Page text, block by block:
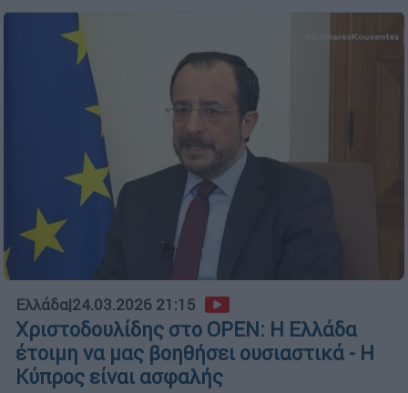
Ελλάδα|24.03.2026 21:15
Χριστοδουλίδης στο OPEN: Η Ελλάδα
έτοιμη να μας βοηθήσει ουσιαστικά - H
Κύπρος είναι ασφαλής